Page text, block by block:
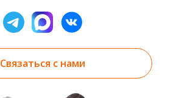
Связаться с нами